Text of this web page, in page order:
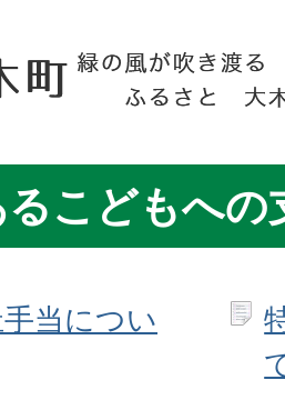
こどもへの
当につい